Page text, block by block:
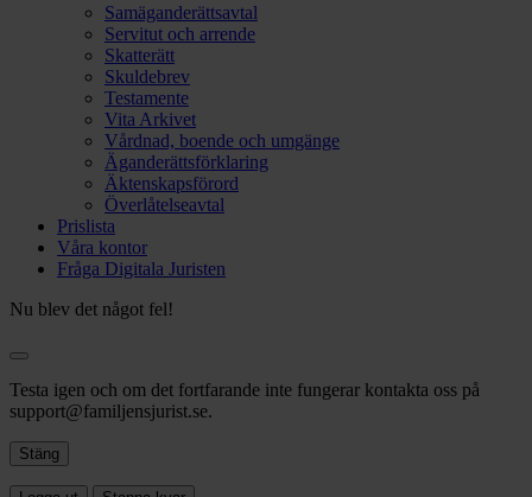
Samäganderättsavtal
Servitut och arrende
Skatterätt
Skuldebrev
Testamente
Vita Arkivet
Vårdnad, boende och umgänge
Äganderättsförklaring
Äktenskapsförord
Överlåtelseavtal
Prislista
Våra kontor
Fråga Digitala Juristen
Nu blev det något fel!
Testa igen och om det fortfarande inte fungerar kontakta oss på
support@familjensjurist.se.
Stäng